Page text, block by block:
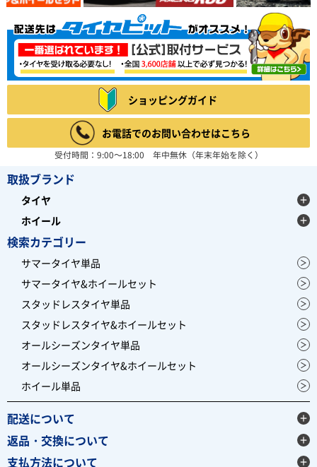
ショッピングガイド
お電話でのお問い合わせはこちら
受付時間：9:00～18:00 年中無休（年末年始を除く）
取扱ブランド
タイヤ
ホイール
検索カテゴリー
サマータイヤ単品
サマータイヤ&ホイールセット
スタッドレスタイヤ単品
スタッドレスタイヤ&ホイールセット
オールシーズンタイヤ単品
オールシーズンタイヤ&ホイールセット
ホイール単品
配送について
返品・交換について
支払方法について